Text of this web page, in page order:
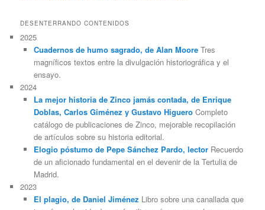
DESENTERRANDO CONTENIDOS
2025
Cuadernos de humo sagrado, de Alan MooreTres
magníficos textos entre la divulgación historiográfica y el
ensayo.
2024
La mejor historia de Zinco jamás contada, de Enrique
Doblas, Carlos Giménez y Gustavo HigueroCompleto
catálogo de publicaciones de Zinco, mejorable recopilación
de artículos sobre su historia editorial.
Elogio póstumo de Pepe Sánchez Pardo, lectorRecuerdo
de un aficionado fundamental en el devenir de la Tertulia de
Madrid.
2023
El plagio, de Daniel Jiménez Libro sobre una canallada que